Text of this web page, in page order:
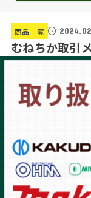
商品一覧
むねちか取引